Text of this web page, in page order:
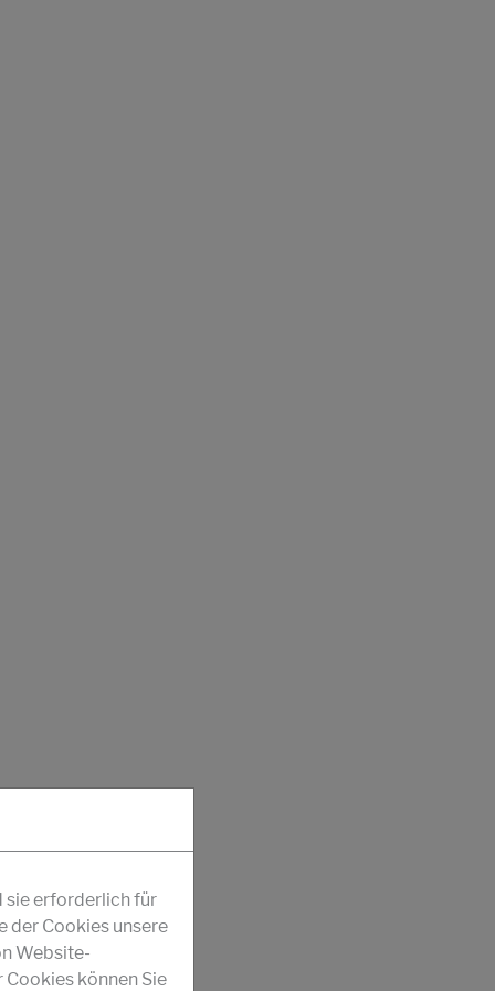
sie erforderlich für
der Cookies unsere
Website-
können Sie